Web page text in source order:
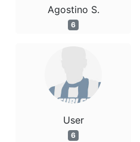
Agostino S.
6
User
6